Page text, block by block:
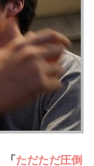
「 ただただ圧倒